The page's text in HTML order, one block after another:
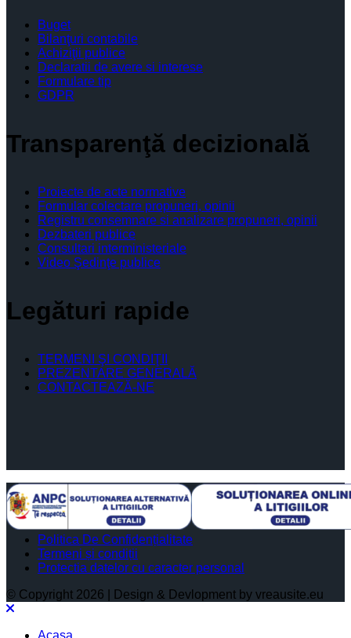
Buget
Bilanţuri contabile
Achiziţii publice
Declaratii de avere si interese
Formulare tip
GDPR
Transparenţă decizională
Proiecte de acte normative
Formular colectare propuneri, opinii
Registru consemnare si analizare propuneri, opinii
Dezbateri publice
Consultari interministeriale
Video Şedinţe publice
Legături rapide
TERMENI ŞI CONDIŢII
PREZENTARE GENERALĂ
CONTACTEAZĂ-NE
Politica De Confidențialitate
Termeni și condiții
Protectia datelor cu caracter personal
© Copyright 2026 | Design & Devlopment by vreausite.eu
Acasa